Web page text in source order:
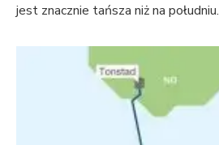
jest znacznie tańsza niż na południu.